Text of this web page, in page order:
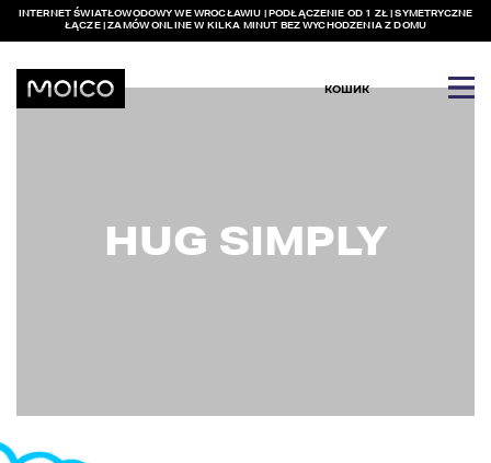
INTERNET ŚWIATŁOWODOWY WE WROCŁAWIU | PODŁĄCZENIE OD 1 ZŁ | SYMETRYCZNE
ŁĄCZE | ZAMÓW ONLINE W KILKA MINUT BEZ WYCHODZENIA Z DOMU
КОШИК
HUG SIMPLY